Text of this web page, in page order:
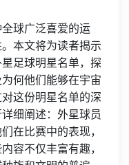
球广泛喜爱的运
本文将为读者揭示
足球明星名单，探
何他们能够在宇宙
这份明星名单的深
细阐述：外星球员
在比赛中的表现，
容不仅丰富有趣，